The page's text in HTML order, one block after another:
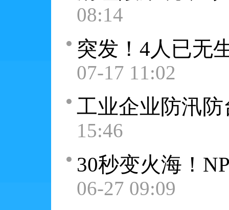
08:14
突发！4人已无
07-17 11:02
工业企业防汛
15:46
30秒变火海！
06-27 09:09